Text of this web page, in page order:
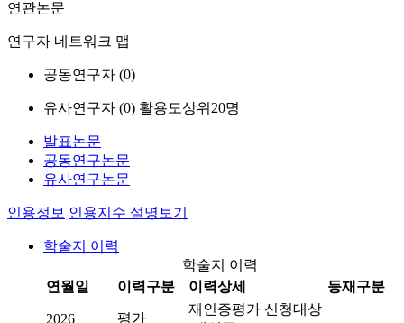
연관논문
연구자 네트워크 맵
공동연구자 (0)
유사연구자 (0) 활용도상위20명
발표논문
공동연구논문
유사연구논문
인용정보 인용지수 설명보기
학술지 이력
학술지 이력
연월일
이력구분 이력상세 등재구분
2026 평가
재인증평가 신청대상